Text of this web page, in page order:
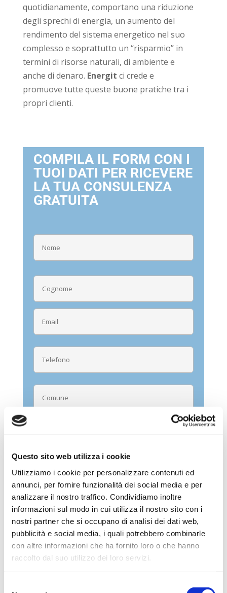
Questo sito web utilizza i cookie
Utilizziamo i cookie per personalizzare contenuti ed
annunci, per fornire funzionalità dei social media e per
analizzare il nostro traffico. Condividiamo inoltre
informazioni sul modo in cui utilizza il nostro sito con i
nostri partner che si occupano di analisi dei dati web,
pubblicità e social media, i quali potrebbero combinarle
con altre informazioni che ha fornito loro o che hanno
raccolto dal suo utilizzo dei loro servizi.
quotidianamente, comportano una riduzione
degli sprechi di energia, un aumento del
rendimento del sistema energetico nel suo
complesso e soprattutto un “risparmio” in
termini di risorse naturali, di ambiente e
anche di denaro. Energit ci crede e
promuove tutte queste buone pratiche tra i
propri clienti.
COMPILA IL FORM CON I
TUOI DATI PER RICEVERE
LA TUA CONSULENZA
GRATUITA
2018 n. 679/2016 -
privacy
Acconsento al trattamento.